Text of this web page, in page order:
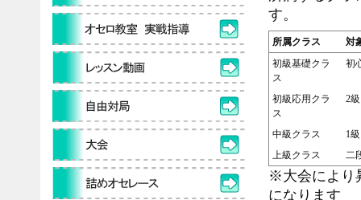
す。
所属クラス
対
初級基礎クラ
ス
初
初級応用クラ
ス
2
中級クラス
1
上級クラス
二
※大会により
になります